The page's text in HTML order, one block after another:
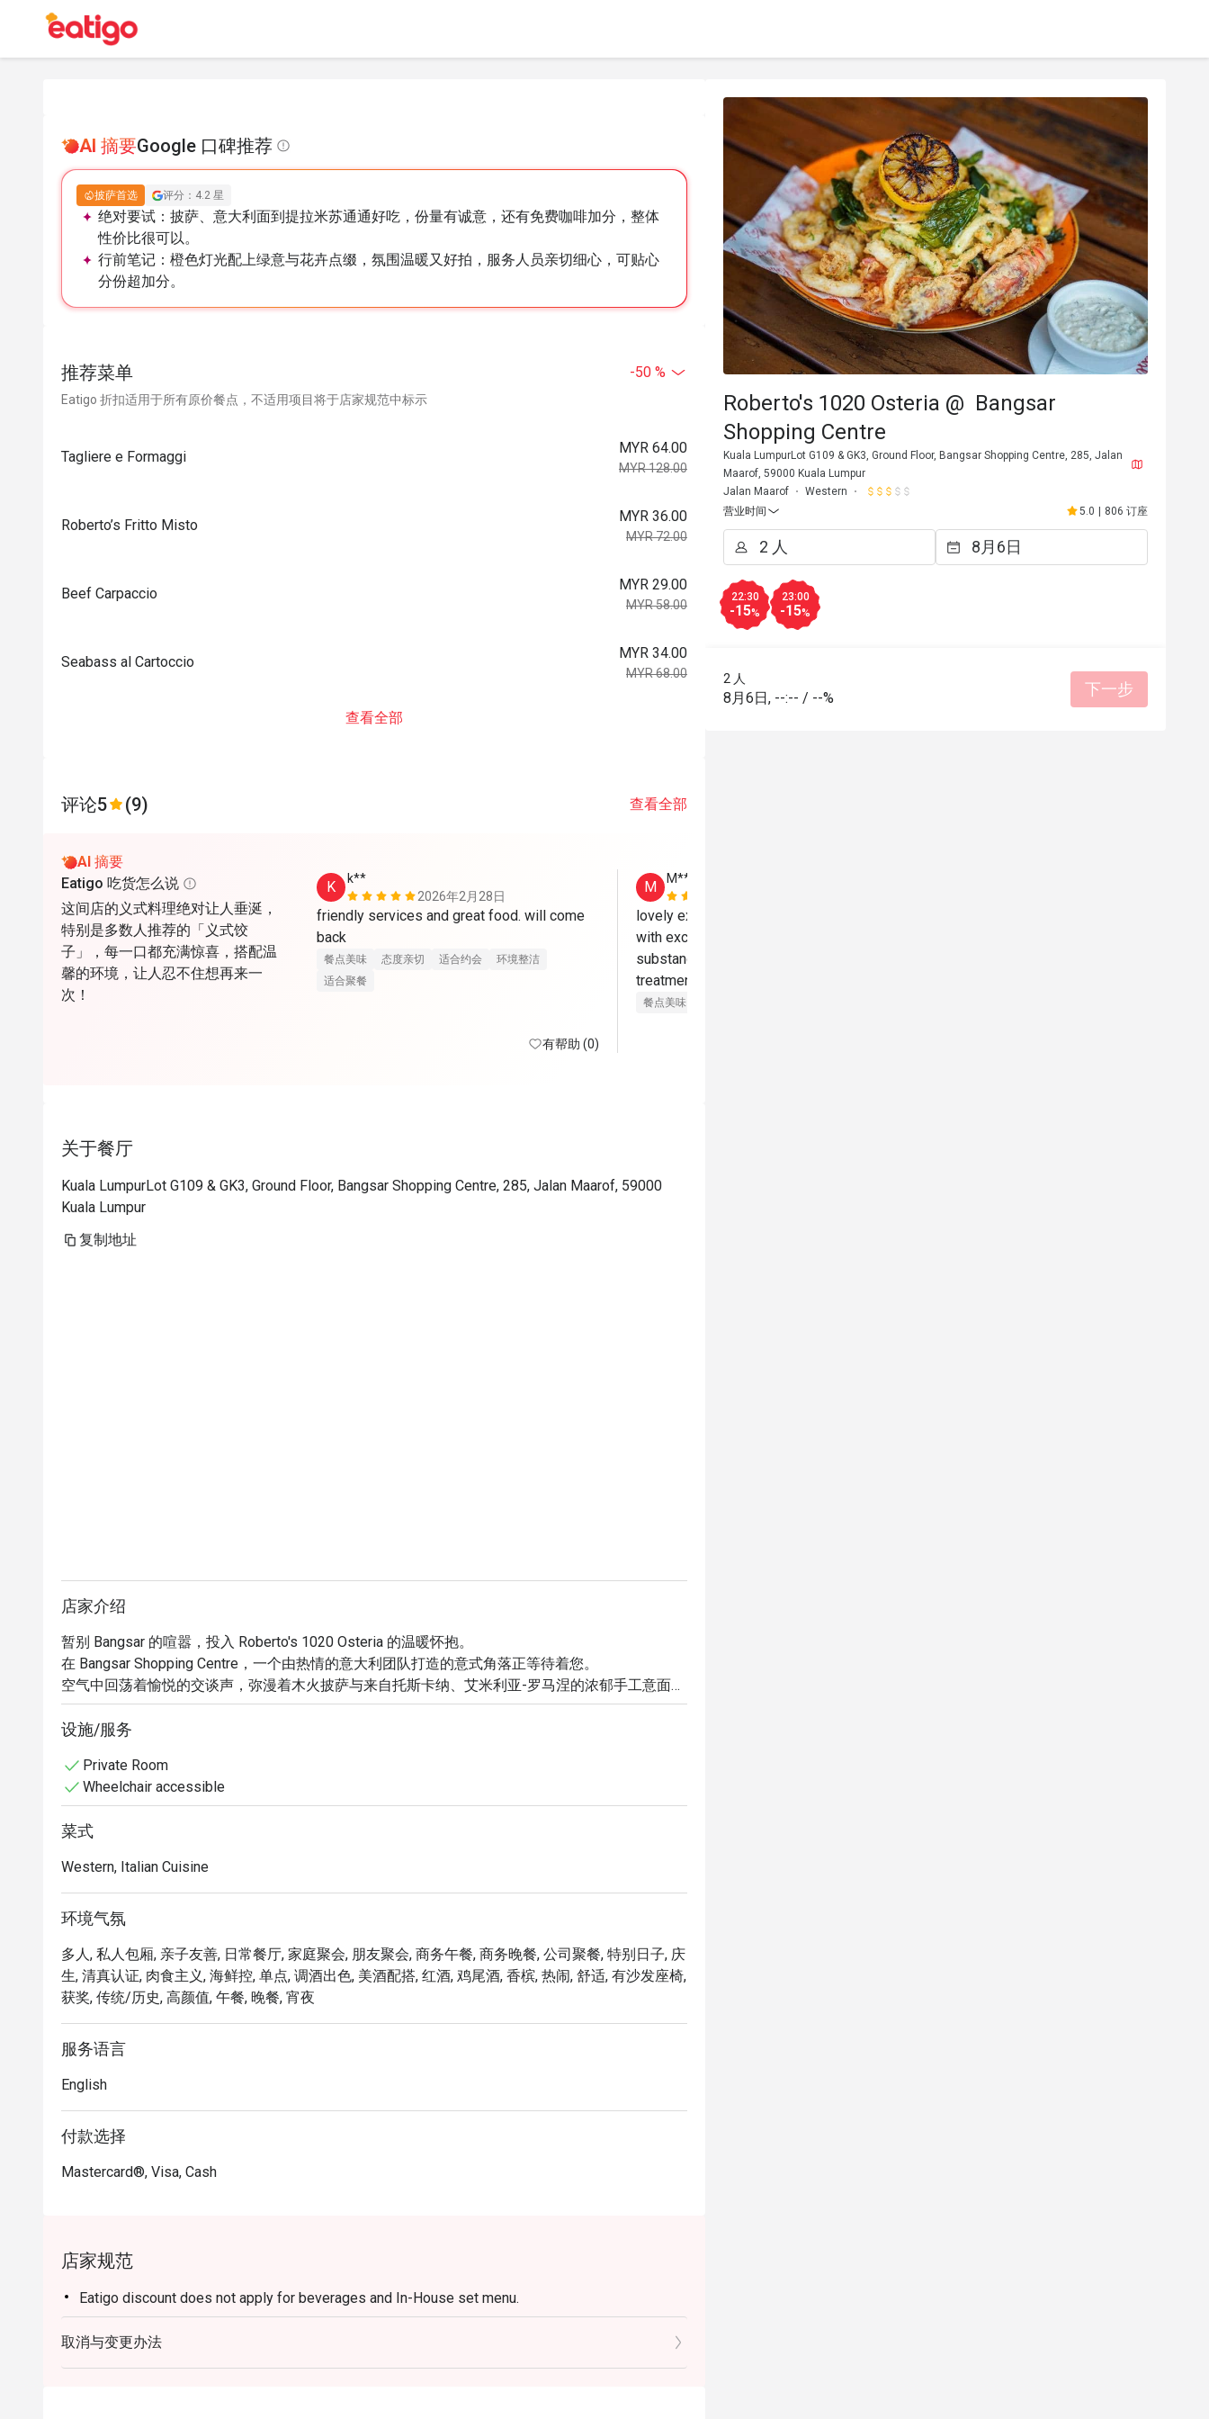
AI 摘要Google 口碑推荐
披萨首选 评分：4.2 星
绝对要试： 披萨、意大利面到提拉米苏通通好吃，份量有诚意，还有免费咖啡加分，整体
性价比很可以。
行前笔记： 橙色灯光配上绿意与花卉点缀，氛围温暖又好拍，服务人员亲切细心，可贴心
分份超加分。
推荐菜单 -50 %
Eatigo 折扣适用于所有原价餐点，不适用项目将于店家规范中标示
Tagliere e Formaggi
MYR 64.00
MYR 128.00
Roberto’s Fritto Misto
MYR 36.00
MYR 72.00
Beef Carpaccio
MYR 29.00
MYR 58.00
Seabass al Cartoccio
MYR 34.00
MYR 68.00
查看全部
评论5 (9) 查看全部
AI 摘要
Eatigo 吃货怎么说
这间店的义式料理绝对让人垂涎，
特别是多数人推荐的「义式饺
子」，每一口都充满惊喜，搭配温
馨的环境，让人忍不住想再来一
次！
K
k**
2026年2月28日
friendly services and great food. will come
餐点美味 态度亲切 适合约会
环境整洁
适合聚餐
有帮助 (0)
M
M***s
lovely experience and authentic Italian food
with excellent service from Daisy & team. No
substandard treatment or shortchanging
treatment....will come again for sure!!
餐点美味
关于餐厅
Kuala LumpurLot G109 & GK3, Ground Floor, Bangsar Shopping Centre, 285, Jalan Maarof, 59000
Kuala Lumpur
复制地址
店家介绍
暂别 Bangsar 的喧嚣，投入 Roberto's 1020 Osteria 的温暖怀抱。
在 Bangsar Shopping Centre，一个由热情的意大利团队打造的意式角落正等待着您。
空气中回荡着愉悦的交谈声，弥漫着木火披萨与来自托斯卡纳、艾米利亚-罗马涅的浓郁手工意面的
诱人香气。
这份地道的体验，更荣获了著名的“Ospitalità Italiana”（意大利款待品质认证）奖项，承诺在吉隆坡
无论您是想享用一顿快捷晚餐，还是悠闲地度过整个夜晚，这里的体验都将令人难忘：
地道的手工风味，从香脆的木火披萨到丝滑的手工意面。
温馨而精致的氛围，宛如意大利人温暖的欢迎。
珍藏托斯卡纳葡萄酒与经典鸡尾酒的丰富酒窖，是庆祝时刻的理想之选。
⭐ Google 评分：4.2 (来自 812 条评论)
无论是浪漫约会、欢乐的团体聚餐，还是独自享受的轻松一餐，这里都是您的完美选择。
设施/服务
Private Room
Wheelchair accessible
菜式
Western, Italian Cuisine
环境气氛
多人, 私人包厢, 亲子友善, 日常餐厅, 家庭聚会, 朋友聚会, 商务午餐, 商务晚餐, 公司聚餐, 特别日子, 庆
生, 清真认证, 肉食主义, 海鲜控, 单点, 调酒出色, 美酒配搭, 红酒, 鸡尾酒, 香槟, 热闹, 舒适, 有沙发座椅,
获奖, 传统/历史, 高颜值, 午餐, 晚餐, 宵夜
服务语言
English
付款选择
Mastercard®, Visa, Cash
店家规范
Eatigo discount does not apply for beverages and In-House set menu.
取消与变更办法
Roberto's 1020 Osteria @ Bangsar
Shopping Centre
Kuala LumpurLot G109 & GK3, Ground Floor, Bangsar Shopping Centre, 285, Jalan
Maarof, 59000 Kuala Lumpur
Jalan Maarof
Western
营业时间
5.0 806 订座
22:30
-15%
23:00
-15%
2 人
8月6日, --:-- / --% 下一步